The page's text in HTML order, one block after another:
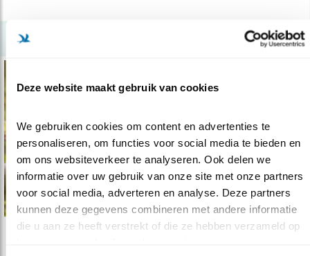
Deze website maakt gebruik van cookies
We gebruiken cookies om content en advertenties te
personaliseren, om functies voor social media te bieden en
om ons websiteverkeer te analyseren. Ook delen we
informatie over uw gebruik van onze site met onze partners
voor social media, adverteren en analyse. Deze partners
kunnen deze gegevens combineren met andere informatie
die u aan ze heeft verstrekt of die ze hebben verzameld op